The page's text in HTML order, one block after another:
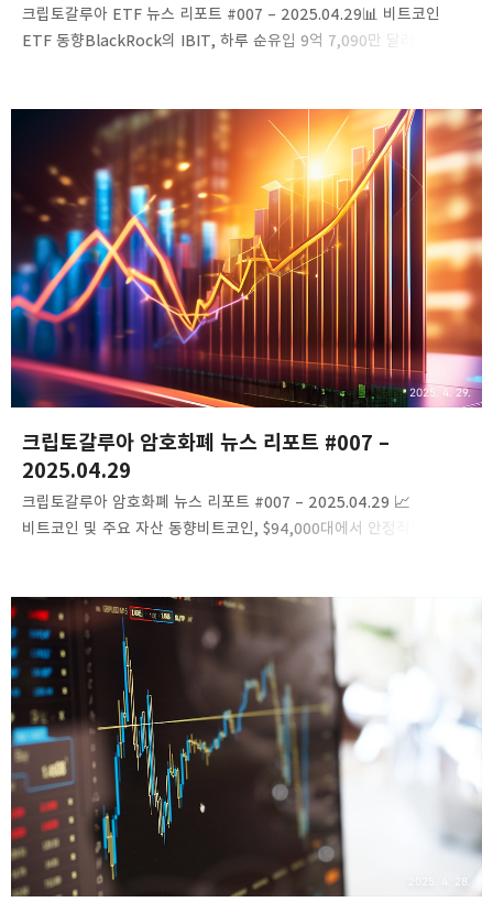
크립토갈루아 ETF 뉴스 리포트 #007 – 2025.04.29​📊 비트코인
ETF 동향BlackRock의 IBIT, 하루 순유입 9억 7,090만 달러
번째로 큰 일일 순유입을 달성했습니다. 이는 비트코인 ETF 시장의
강한 투자자 관심을 반영합니다.링크: CoinDesk 기사 보기게시일시:
2025.04.29​Coinpedia Fintech
News+4Cointelegraph+4코인데스크+4미국 비트코인 현물 ETF,
7일 연속 순유입 기록4월 28일 기준, 미국 비트코인 현물 ETF는 7일
연속 순유입을 기록하며 총 5억 9,120만..
크립토갈루아 암호화폐 뉴스 리포트 #007 –
2025.04.29
2025. 4. 29.
​크립토갈루아 암호화폐 뉴스 리포트 #007 – 2025.04.29​ 📈
비트코인 및 주요 자산 동향비트코인, $94,000대에서 안정적인 흐름
투자자들의 지속적인 관심에 기인한 것으로 분석됩니다.링크: Yahoo
Finance게시일시: 2025.04.29​야후 금융비트코인 ETF, $590M
순유입 기록최근 비트코인 ETF에 $590M의 순유입이 발생하며, 이는
시장의 낙관적인 전망을 반영합니다. 이러한 자금 유입은 비트코인
가격 안정에 긍정적인 영향을 미치고 있습니다.링크:
CoinDesk게시일시: 2025.04.29​코인데스크 🧠 시장 분석 및 매크로
인사이트비..
2025. 4. 28.